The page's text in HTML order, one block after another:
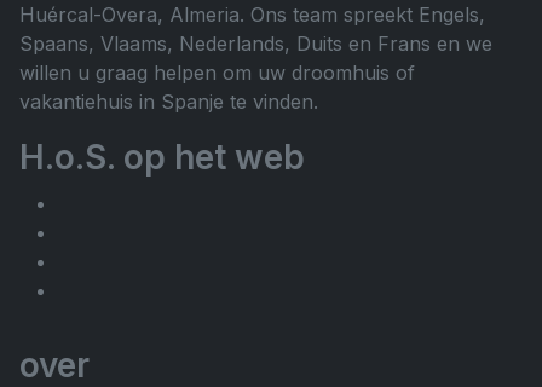
Huércal-Overa, Almeria. Ons team spreekt Engels,
Spaans, Vlaams, Nederlands, Duits en Frans en we
willen u graag helpen om uw droomhuis of
vakantiehuis in Spanje te vinden.
H.o.S. op het web
over